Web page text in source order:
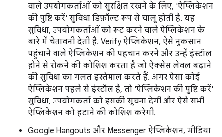
वाले उपयोगकर्ताओं को सुरक्षित रखने के लिए, 'ऐप्लिकेशन
की पुष्टि करें' सुविधा डिफ़ॉल्ट रूप से चालू होती है. यह
सुविधा, उपयोगकर्ताओं को रूट करने वाले ऐप्लिकेशन के
बारे में चेतावनी देती है. Verify ऐप्लिकेशन, ऐसे नुकसान
पहुंचाने वाले ऐप्लिकेशन की पहचान करने और उन्हें इंस्टॉल
होने से रोकने की कोशिश करता है जो ऐक्सेस लेवल बढ़ाने
की सुविधा का गलत इस्तेमाल करते हैं. अगर ऐसा कोई
ऐप्लिकेशन पहले से इंस्टॉल है, तो 'ऐप्लिकेशन की पुष्टि करें'
सुविधा, उपयोगकर्ता को इसकी सूचना देगी और ऐसे सभी
ऐप्लिकेशन को हटाने की कोशिश करेगी.
Google Hangouts और Messenger ऐप्लिकेशन, मीडिया